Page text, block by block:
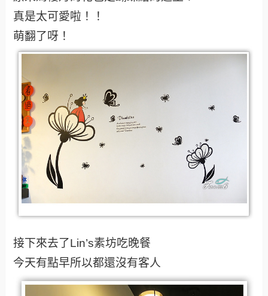
真是太可愛啦！！
萌翻了呀！
接下來去了Lin’s素坊吃晚餐
今天有點早所以都還沒有客人